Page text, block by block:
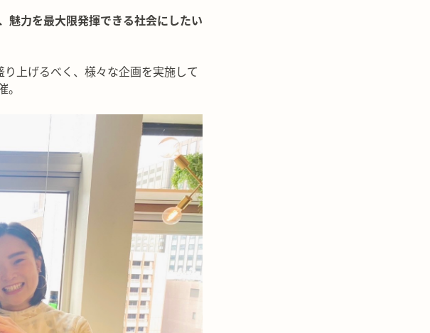
魅力を最大限発揮できる社会にしたい
上げるべく、様々な企画を実施して